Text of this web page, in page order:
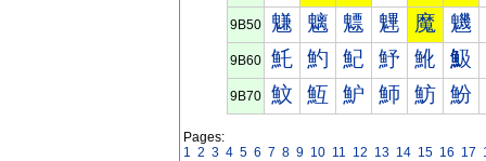
9B50 魐 魑 魒 魓 魔 魕
9B60 魠 魡 魢 魣 魤 魥
9B70 魰 魱 魲 魳 魴 魵
Pages:
1 2 3 4 5 6 7 8 9 10 11 12 13 14 15 16 17